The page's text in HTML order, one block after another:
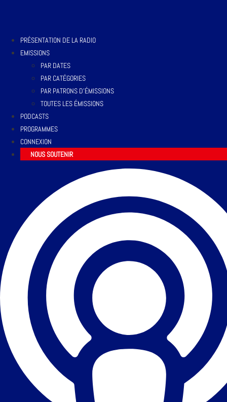
PRÉSENTATION DE LA RADIO
EMISSIONS
PAR DATES
PAR CATÉGORIES
PAR PATRONS D’ÉMISSIONS
TOUTES LES ÉMISSIONS
PODCASTS
PROGRAMMES
CONNEXION
NOUS SOUTENIR